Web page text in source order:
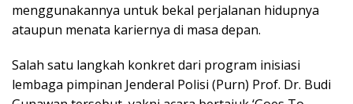
menggunakannya untuk bekal perjalanan hidupnya
ataupun menata kariernya di masa depan.
Salah satu langkah konkret dari program inisiasi
lembaga pimpinan Jenderal Polisi (Purn) Prof. Dr. Budi